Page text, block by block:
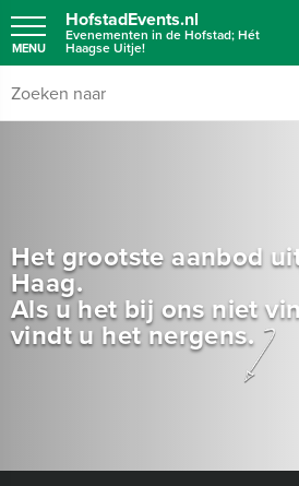
HofstadEvents.nl
Evenementen in de Hofstad; Hét
Haagse Uitje!
MENU
Het grootste aanbod
Haag.
Als u het bij ons niet
vindt u het nergens.